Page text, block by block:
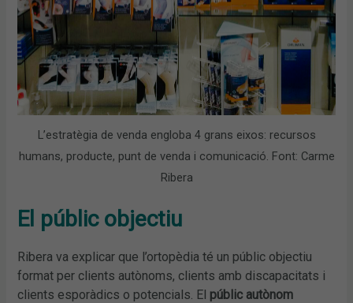
L’estratègia de venda engloba 4 grans eixos: recursos
humans, producte, punt de venda i comunicació. Font: Carme
Ribera
El públic objectiu
Ribera va explicar que l’ortopèdia té un públic objectiu
format per clients autònoms, clients amb discapacitats i
clients esporàdics o potencials. El públic autònom